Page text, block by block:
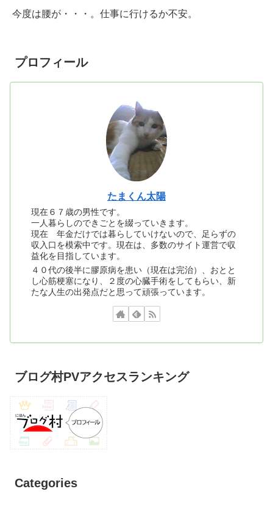
今度は腰が・・・。仕事に行けるか不安。
プロフィール
たまくん太陽
現在６７歳の男性です。
一人暮らしのできごとを綴っていきます。
現在 年金だけでは暮らしていけないので、足らずの
収入口を模索中です。現在は、多数のサイト運営で収
益化を目指しています。
４０代の後半に膠原病を患い（現在は完治）、おとと
し心筋梗塞になり、２度の心臓手術をしてもらい、新
たな人生の出発点だと思って頑張っています。
ブログ村PVアクセスランキング
Categories